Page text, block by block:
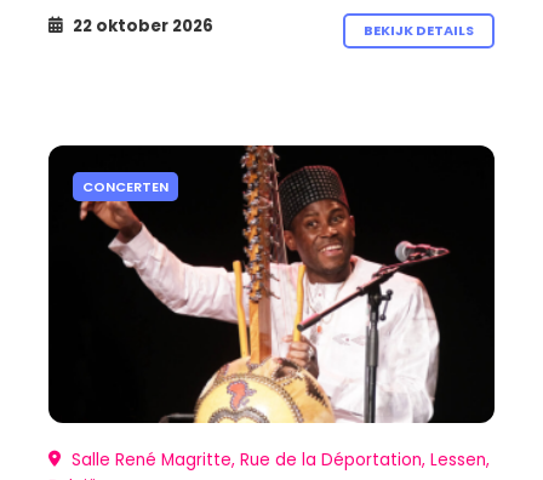
22 oktober 2026 BEKIJK DETAILS
CONCERTEN
Salle René Magritte, Rue de la Déportation, Lessen,